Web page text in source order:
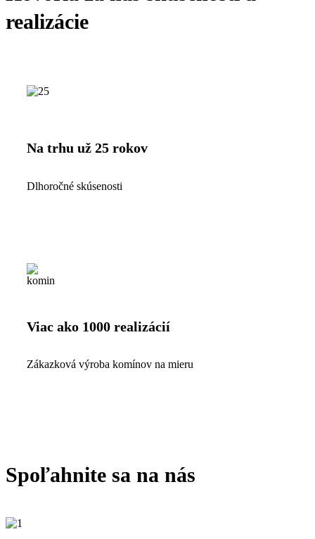
realizácie
Na trhu už 25 rokov
Dlhoročné skúsenosti
Viac ako 1000 realizácií
Zákazková výroba komínov na mieru
Spoľahnite sa na nás